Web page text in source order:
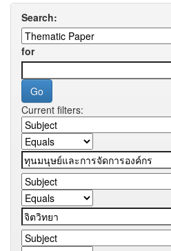
Search:
for
Current filters: